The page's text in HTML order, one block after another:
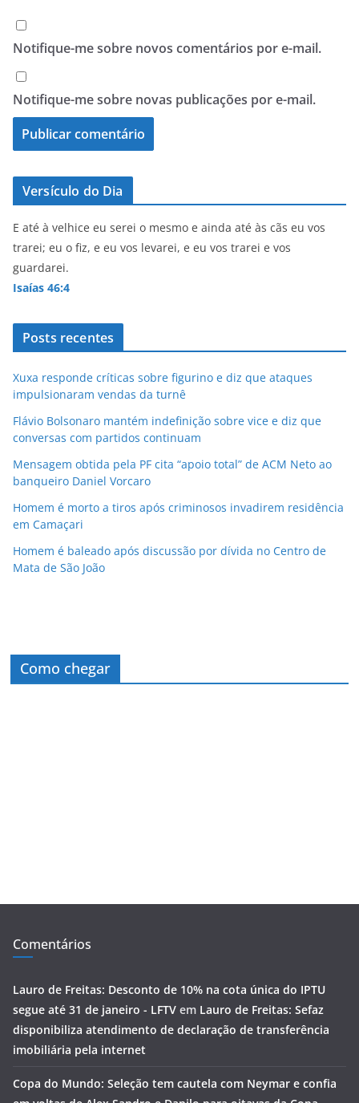
Notifique-me sobre novos comentários por e-mail.
Notifique-me sobre novas publicações por e-mail.
Versículo do Dia
E até à velhice eu serei o mesmo e ainda até às cãs eu vos
trarei; eu o fiz, e eu vos levarei, e eu vos trarei e vos
guardarei.
Isaías 46:4
Posts recentes
Xuxa responde críticas sobre figurino e diz que ataques
impulsionaram vendas da turnê
Flávio Bolsonaro mantém indefinição sobre vice e diz que
conversas com partidos continuam
Mensagem obtida pela PF cita “apoio total” de ACM Neto ao
banqueiro Daniel Vorcaro
Homem é morto a tiros após criminosos invadirem residência
em Camaçari
Homem é baleado após discussão por dívida no Centro de
Mata de São João
Como chegar
Comentários
Lauro de Freitas: Desconto de 10% na cota única do IPTU
segue até 31 de janeiro - LFTV em Lauro de Freitas: Sefaz
disponibiliza atendimento de declaração de transferência
imobiliária pela internet
Copa do Mundo: Seleção tem cautela com Neymar e confia